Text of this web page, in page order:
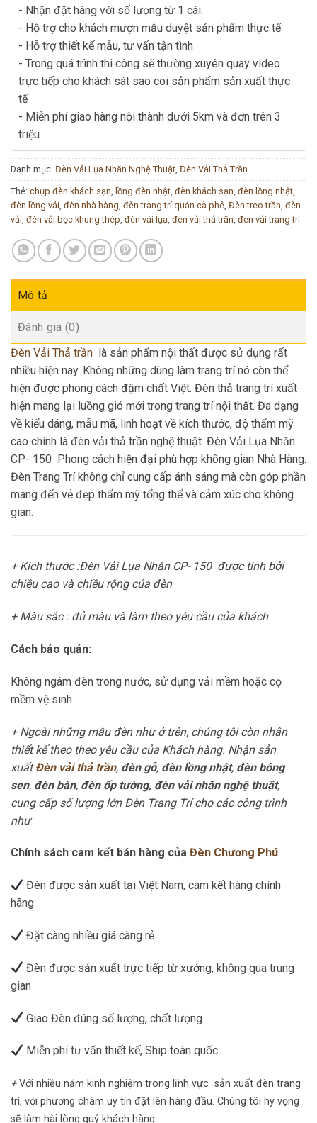
- Nhận đặt hàng với số lượng từ 1 cái.
- Hỗ trợ cho khách mượn mẫu duyệt sản phẩm thực tế
- Hỗ trợ thiết kế mẫu, tư vấn tận tình
- Trong quá trình thi công sẽ thường xuyên quay video
trực tiếp cho khách sát sao coi sản phẩm sản xuất thực
tế
- Miễn phí giao hàng nội thành dưới 5km và đơn trên 3
triệu
Danh mục: Đèn Vải Lụa Nhăn Nghệ Thuật Đèn Vải Thả Trần
Thẻ: chụp đèn khách sạn lồng đèn nhật đèn khách sạn đèn lồng nhật
đèn lồng vải đèn nhà hàng đèn trang trí quán cà phê Đèn treo trần đèn
vải đèn vải bọc khung thép đèn vải lụa đèn vải thả trần đèn vải trang trí
Mô tả
Đánh giá (0)
Đèn Vải Thả trần là sản phẩm nội thất được sử dụng rất
nhiều hiện nay. Không những dùng làm trang trí nó còn thể
hiện được phong cách đậm chất Việt. Đèn thả trang trí xuất
hiện mang lại luồng gió mới trong trang trí nội thất. Đa dạng
về kiểu dáng, mẫu mã, linh hoạt về kích thước, độ thẩm mỹ
cao chính là đèn vải thả trần nghệ thuật. Đèn Vải Lụa Nhăn
CP- 150 Phong cách hiện đại phù hợp không gian Nhà Hàng.
Đèn Trang Trí không chỉ cung cấp ánh sáng mà còn góp phần
mang đến vẻ đẹp thẩm mỹ tổng thể và cảm xúc cho không
gian.
+ Kích thước :Đèn Vải Lụa Nhăn CP- 150 được tính bởi
chiều cao và chiều rộng của đèn
+ Màu sắc : đủ màu và làm theo yêu cầu của khách
Cách bảo quản:
Không ngâm đèn trong nước, sử dụng vải mềm hoặc cọ
mềm vệ sinh
+ Ngoài những mẫu đèn như ở trên, chúng tôi còn nhận
thiết kế theo theo yêu cầu của Khách hàng. Nhận sản
xuấtĐèn vải thả trần, đèn gỗ, đèn lồng nhật, đèn bông
sen, đèn bàn, đèn ốp tường, đèn vải nhăn nghệ thuật,
cung cấp số lượng lớn Đèn Trang Trí cho các công trình
như
Chính sách cam kết bán hàng của Đèn Chương Phú
Đèn được sản xuất tại Việt Nam, cam kết hàng chính
hãng
Đặt càng nhiều giá càng rẻ
Đèn được sản xuất trực tiếp từ xưởng, không qua trung
gian
Giao Đèn đúng số lượng, chất lượng
Miễn phí tư vấn thiết kế, Ship toàn quốc
+Với nhiều năm kinh nghiệm trong lĩnh vực sản xuất đèn trang
trí, với phương châm uy tín đặt lên hàng đầu. Chúng tôi hy vọng
sẽ làm hài lòng quý khách hàng